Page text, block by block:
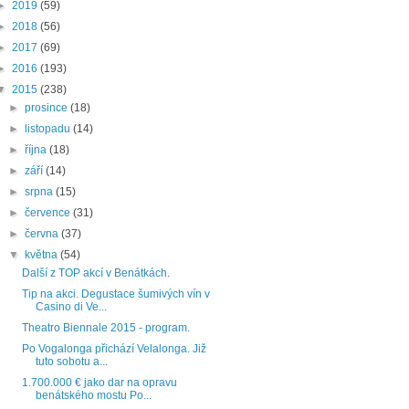
2019 (59)
2018 (56)
2017 (69)
2016 (193)
2015 (238)
► prosince (18)
►
listopadu (14)
► října (18)
► září (14)
► srpna (15)
► července (31)
► června (37)
▼
května (54)
Další z TOP akcí v Benátkách.
Tip na akci. Degustace šumivých vín v
Casino di Ve...
Theatro Biennale 2015 - program.
Po Vogalonga přichází Velalonga. Již
tuto sobotu a...
1.700.000 € jako dar na opravu
benátského mostu Po...